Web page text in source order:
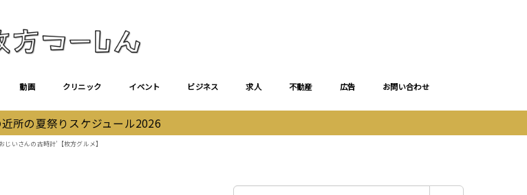
動画 クリニック イベント ビジネス 求人 不動産 広告 お問い合わせ
所の夏祭りスケジュール2026
いさんの古時計’【枚方グルメ】
検